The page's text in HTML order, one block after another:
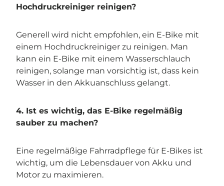
Hochdruckreiniger reinigen?
Generell wird nicht empfohlen, ein E-Bike mit
einem Hochdruckreiniger zu reinigen. Man
kann ein E-Bike mit einem Wasserschlauch
reinigen, solange man vorsichtig ist, dass kein
Wasser in den Akkuanschluss gelangt.
4. Ist es wichtig, das E-Bike regelmäßig
sauber zu machen?
Eine regelmäßige Fahrradpflege für E-Bikes ist
wichtig, um die Lebensdauer von Akku und
Motor zu maximieren.